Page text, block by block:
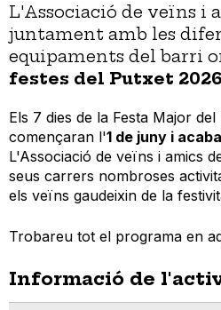
L'Associació de veïns i
juntament amb les
equipaments del barri
festes del Putxet 2026
Els 7 dies de la Festa Major
començaran l'1 de juny i
L'Associació de veïns i amics
seus carrers nombroses
els veïns gaudeixin de la
Trobareu tot el programa en
Informació de